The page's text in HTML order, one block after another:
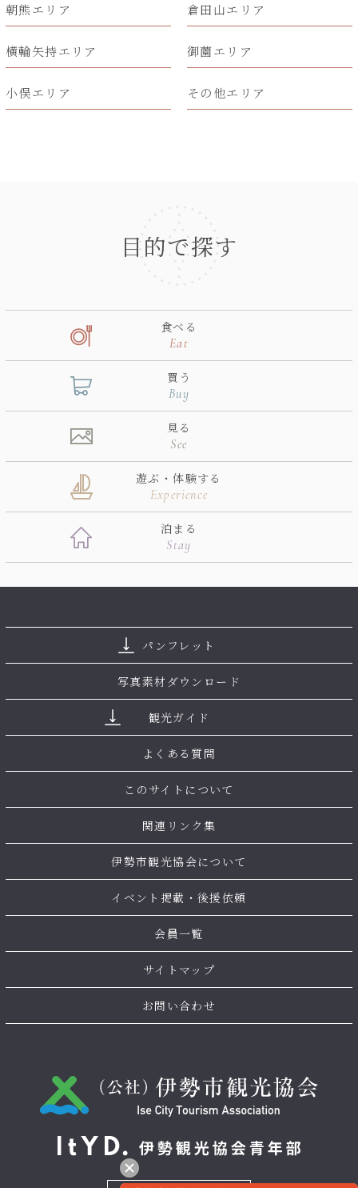
朝熊エリア 倉田山エリア
横輪矢持エリア 御薗エリア
小俣エリア その他エリア
目的で探す
食べる
Eat
買う
Buy
見る
See
遊ぶ・体験する
Experience
泊まる
Stay
パンフレット
写真素材ダウンロード
観光ガイド
よくある質問
このサイトについて
関連リンク集
伊勢市観光協会について
イベント掲載・後援依頼
会員一覧
サイトマップ
お問い合わせ